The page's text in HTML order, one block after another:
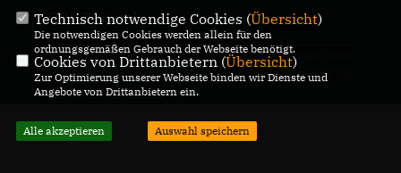
CDU Baiertal
@2026 CDU Ortsverband
Wiesloch
Alle Rechte vorbehalten.
Realisation: Sharkness Media
GmbH & Co. KG
Technisch notwendige Cookies (Übersicht)
Die notwendigen Cookies werden allein für den
ordnungsgemäßen Gebrauch der Webseite benötigt.
Cookies von Drittanbietern (Übersicht)
Zur Optimierung unserer Webseite binden wir Dienste und
Angebote von Drittanbietern ein.
Alle akzeptieren Auswahl speichern